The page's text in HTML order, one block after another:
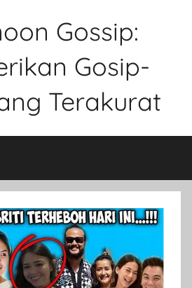
Gossip:
Gosip-
Terakurat